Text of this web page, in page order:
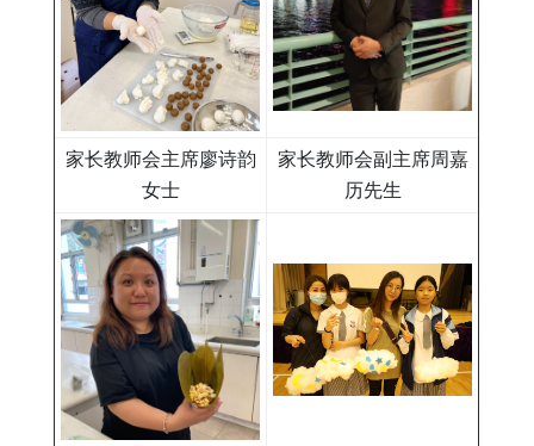
家长教师会主席廖诗韵
女士
家长教师会副主席周嘉
历先生